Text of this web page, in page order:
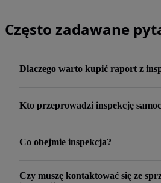
Często zadawane
Dlaczego warto kupić raport z
Kto przeprowadzi inspekcję
Co obejmie inspekcja?
Czy muszę kontaktować się ze